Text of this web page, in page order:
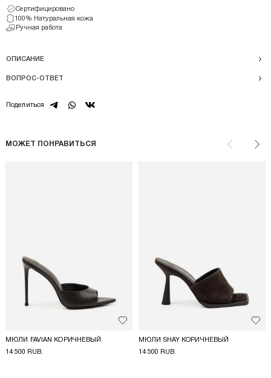
Сертифицировано
100% Натуральная кожа
Ручная работа
ОПИСАНИЕ
ВОПРОС-ОТВЕТ
Поделиться telegramwhatsapp
vk
МОЖЕТ ПОНРАВИТЬСЯ
Назад
Добавить в избранное
МЮЛИ FAVIAN КОРИЧНЕВЫЙ
14 500 RUB.
МЮЛИ SHAY КОРИЧНЕВЫЙ
14 500 RUB.